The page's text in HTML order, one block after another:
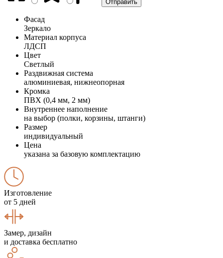
Фасад
Зеркало
Материал корпуса
ЛДСП
Цвет
Светлый
Раздвижная система
алюминиевая, нижнеопорная
Кромка
ПВХ (0,4 мм, 2 мм)
Внутреннее наполнение
на выбор (полки, корзины, штанги)
Размер
индивидуальный
Цена
указана за базовую комплектацию
Изготовление
от 5 дней
Замер, дизайн
и доставка бесплатно